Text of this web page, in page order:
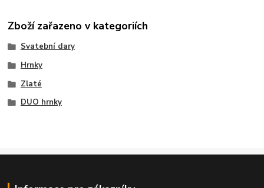
Zboží zařazeno v kategoriích
Svatební dary
Hrnky
Zlaté
DUO hrnky